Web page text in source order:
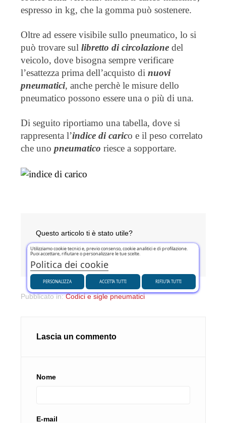
espresso in kg, che la gomma può sostenere.
Oltre ad essere visibile sullo pneumatico, lo si
può trovare sul libretto di circolazione del
veicolo, dove bisogna sempre verificare
l’esattezza prima dell’acquisto di nuovi
pneumatici, anche perchè le misure dello
pneumatico possono essere una o più di una.
Di seguito riportiamo una tabella, dove si
rappresenta l’indice di carico e il peso correlato
che uno pneumatico riesce a sopportare.
Questo articolo ti è stato utile?
SÌ(0) NO(0)
Pubblicato in:Codici e sigle pneumatici
Lascia un commento
Nome
E-mail
Utilizziamo cookie tecnici e, previo consenso, cookie analitici e di profilazione.
Puoi accettare, rifiutare o personalizzare le tue scelte.
Politica dei cookie
PERSONALIZZA RIFIUTA TUTTI
ACCETTA TUTTI